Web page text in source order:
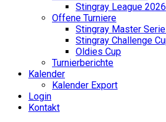
Stingray League 2026
Offene Turniere
Stingray Master
Stingray Challenge
Oldies Cup
Turnierberichte
Kalender
Kalender Export
Login
Kontakt